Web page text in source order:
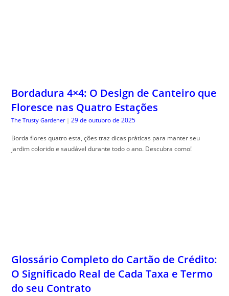
Bordadura 4×4: O Design de Canteiro que
Floresce nas Quatro Estações
The Trusty Gardener | 29 de outubro de 2025
Borda flores quatro esta, ções traz dicas práticas para manter seu
jardim colorido e saudável durante todo o ano. Descubra como!
Glossário Completo do Cartão de Crédito:
O Significado Real de Cada Taxa e Termo
do seu Contrato